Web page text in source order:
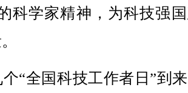
科学家精神，为科技强
全国科技工作者日”到